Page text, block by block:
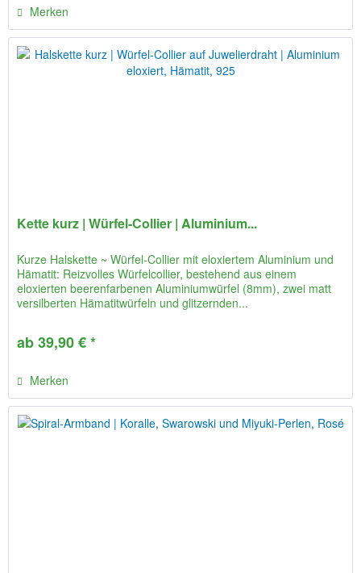
Merken
Kette kurz | Würfel-Collier | Aluminium...
Kurze Halskette ~ Würfel-Collier mit eloxiertem Aluminium und
Hämatit: Reizvolles Würfelcollier, bestehend aus einem
eloxierten beerenfarbenen Aluminiumwürfel (8mm), zwei matt
versilberten Hämatitwürfeln und glitzernden...
ab 39,90 € *
Merken